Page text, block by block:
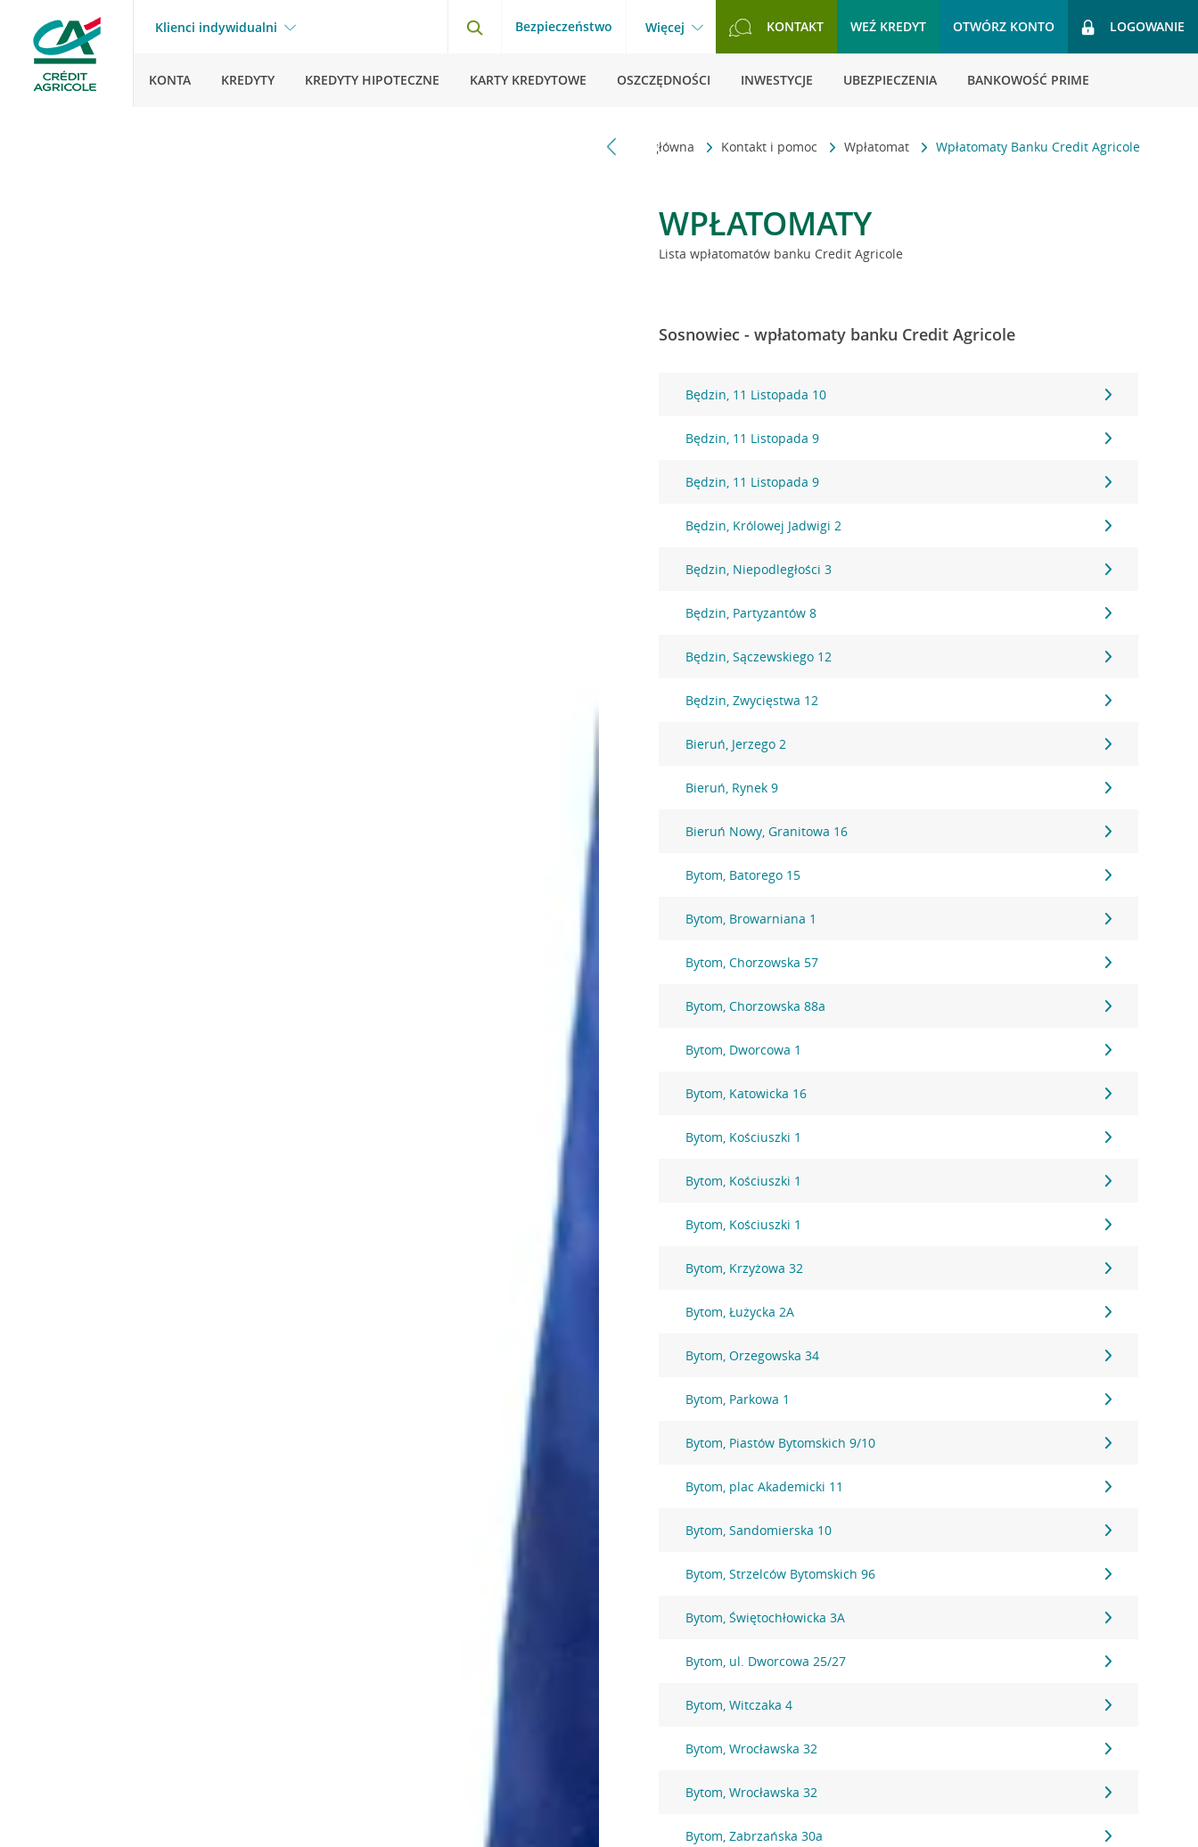
Klienci indywidualni Bezpieczeństwo Więcej KONTAKT WEŹ KREDYT OTWÓRZ KONTO LOGOWANIE
KONTA KREDYTY KREDYTY HIPOTECZNE KARTY KREDYTOWE OSZCZĘDNOŚCI INWESTYCJE UBEZPIECZENIA BANKOWOŚĆ PRIME
Strona główna Kontakt i pomoc Wpłatomat Wpłatomaty Banku Credit Agricole
WPŁATOMATY
Lista wpłatomatów banku Credit Agricole
Sosnowiec - wpłatomaty banku Credit Agricole
Będzin, 11 Listopada 10
Będzin, 11 Listopada 9
Będzin, 11 Listopada 9
Będzin, Królowej Jadwigi 2
Będzin, Niepodległości 3
Będzin, Partyzantów 8
Będzin, Sączewskiego 12
Będzin, Zwycięstwa 12
Bieruń, Jerzego 2
Bieruń, Rynek 9
Bieruń Nowy, Granitowa 16
Bytom, Batorego 15
Bytom, Browarniana 1
Bytom, Chorzowska 57
Bytom, Chorzowska 88a
Bytom, Dworcowa 1
Bytom, Katowicka 16
Bytom, Kościuszki 1
Bytom, Kościuszki 1
Bytom, Kościuszki 1
Bytom, Krzyżowa 32
Bytom, Łużycka 2A
Bytom, Orzegowska 34
Bytom, Parkowa 1
Bytom, Piastów Bytomskich 9/10
Bytom, plac Akademicki 11
Bytom, Sandomierska 10
Bytom, Strzelców Bytomskich 96
Bytom, Świętochłowicka 3A
Bytom, ul. Dworcowa 25/27
Bytom, Witczaka 4
Bytom, Wrocławska 32
Bytom, Wrocławska 32
Bytom, Zabrzańska 30a